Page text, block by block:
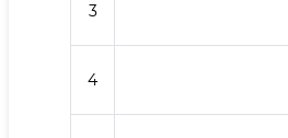
3
4